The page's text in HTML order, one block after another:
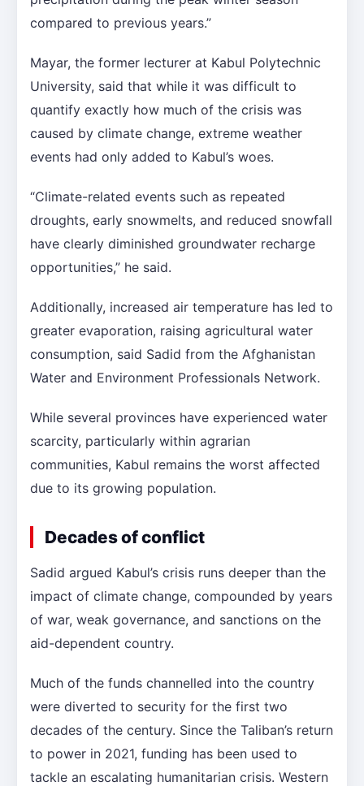
compared to previous years.”
Mayar, the former lecturer at Kabul Polytechnic
University, said that while it was difficult to
quantify exactly how much of the crisis was
caused by climate change, extreme weather
events had only added to Kabul’s woes.
“Climate-related events such as repeated
droughts, early snowmelts, and reduced snowfall
have clearly diminished groundwater recharge
opportunities,” he said.
Additionally, increased air temperature has led to
greater evaporation, raising agricultural water
consumption, said Sadid from the Afghanistan
Water and Environment Professionals Network.
While several provinces have experienced water
scarcity, particularly within agrarian
communities, Kabul remains the worst affected
due to its growing population.
Decades of conflict
Sadid argued Kabul’s crisis runs deeper than the
impact of climate change, compounded by years
of war, weak governance, and sanctions on the
aid-dependent country.
Much of the funds channelled into the country
were diverted to security for the first two
decades of the century. Since the Taliban’s return
to power in 2021, funding has been used to
tackle an escalating humanitarian crisis. Western